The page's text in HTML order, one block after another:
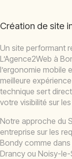
Création de site
Un site performant
L’Agence2Web à
l’ergonomie mobile
meilleure
technique sert
votre visibilité sur
Notre approche du
entreprise sur les
Bondy comme
Drancy ou Noisy-